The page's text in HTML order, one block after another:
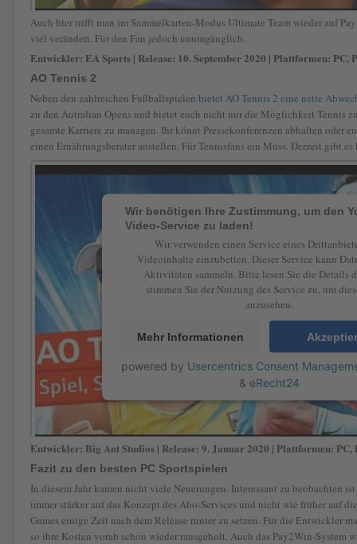
Auch hier trifft man im Sammelkarten-Modus Ultimate Team wieder auf
viel verändert. Für den Fan jedoch unumgänglich.
Entwickler: EA Sports | Release: 10. September 2020 | Plattformen: PC,
AO Tennis 2
Neben den zahlreichen Fußballspielen bietet AO Tennis 2 eine nette
zu den Autralian Opens und bietet euch nicht nur die Möglichkeit Tennis
gesamte Karriere zu managen. Ihr könnt Pressekonferenzen abhalten oder
einen Ernährungsberater anstellen. Für Tennisfans ein Muss. Derzeit gibt es
Wir benötigen Ihre Zustimmung, um den
Video-Service zu laden!
Wir verwenden einen Service eines
Videoinhalte einzubetten. Dieser Service kann
Aktivitäten sammeln. Bitte lesen Sie die Details
stimmen Sie der Nutzung des Service zu, um
anzusehen.
Mehr Informationen
powered by Usercentrics Consent
& eRecht24
Entwickler: Big Ant Studios | Release: 9. Januar 2020 | Plattformen: PC,
Fazit zu den besten PC Sportspielen
In diesem Jahr kamen nicht viele Neuerungen. Interessant zu beobachten
immer stärker auf das Konzept des Abo-Services und nicht wie früher auf
Games einige Zeit nach dem Release runter zu setzen. Für die Entwickler
so ihre Kosten vorab schon wieder rausgeholt. Auch das Pay2Win-System